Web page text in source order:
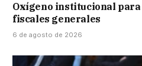
Oxígeno institucional
fiscales generales
6 de agosto de 2026